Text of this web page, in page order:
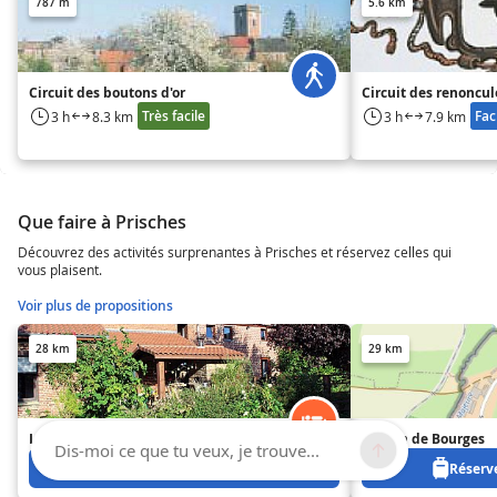
Circuit des boutons d'or
3 h 8.3 km Très facile
Circuit des
3 h 7.9 km
Que faire à Prisches
Découvrez des activités surprenantes à Prisches et réservez celles qui
vous plaisent.
Voir plus de propositions
28 km
L'Air Pur - Gîte n°1
29 km
Moulin de Bourges
Dis-moi ce que tu veux, je trouve...